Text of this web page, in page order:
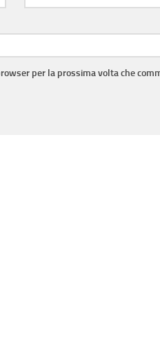
per la prossima volta che